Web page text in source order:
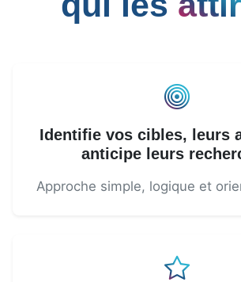
Identifie vos cibles, leurs
anticipe leurs
Approche simple, logique et